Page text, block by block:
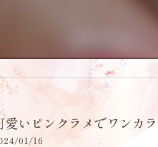
愛いピンクラメでワンカ
01/16